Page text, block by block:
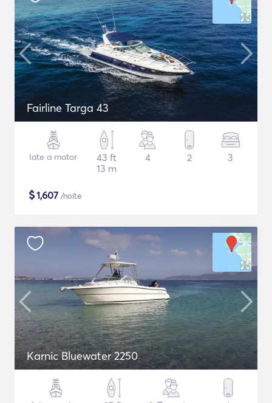
Fairline Targa 43
Iate a motor
43 ft
13 m
4 2 3
$1,607 /noite
Karnic Bluewater 2250